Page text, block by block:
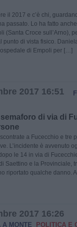
il 2017 e c’è chi,
passato. Lo ha fatto
(Santa Croce sull’Arno),
punto di vista fisico.
di Empoli per […]
2017 16:51
semaforo di via di
a Fucecchio e tre
L’incidente è avvenuto
le 14 in via di
Saettino e la Provinciale,
riportato qualche danno.
2017 16:26
A MONTE POLITICA E